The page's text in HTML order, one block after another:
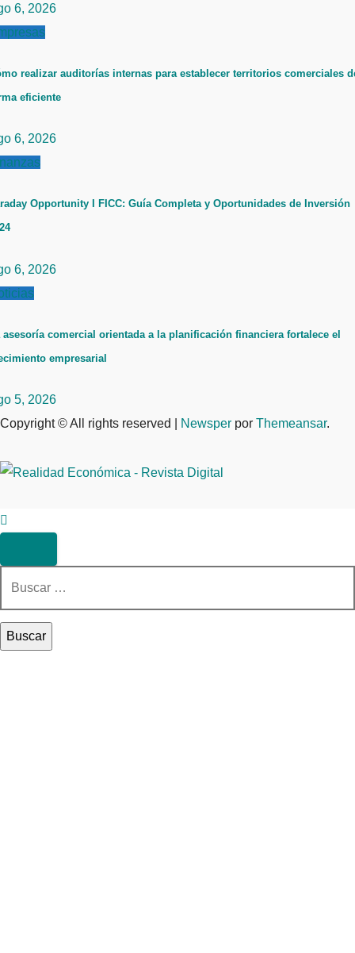
6, 2026
realizar auditorías internas para establecer territorios comerciales
eficiente
6, 2026
Opportunity I FICC: Guía Completa y Oportunidades de Inversión
6, 2026
asesoría comercial orientada a la planificación financiera fortalece el
empresarial
5, 2026
Copyright © All rights reserved
Newsper por Themeansar.